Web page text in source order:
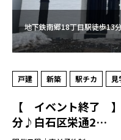
地下鉄南郷18丁目駅徒歩13
戸建 新築 駅チカ
【 イベント終了
分♪白石区栄通2…